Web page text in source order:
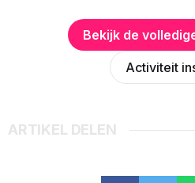
Bekijk de
Activiteit
ARTIKEL DELEN